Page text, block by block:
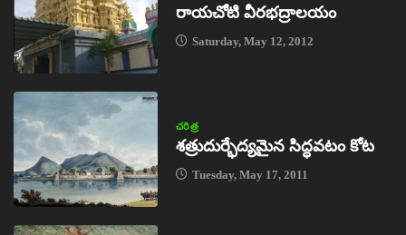
రాయచోటి వీరభద్రాలయం
Saturday, May 12, 2012
చరిత్ర
శత్రుదుర్భేద్యమైన సిద్ధవటం కోట
Tuesday, May 17, 2011